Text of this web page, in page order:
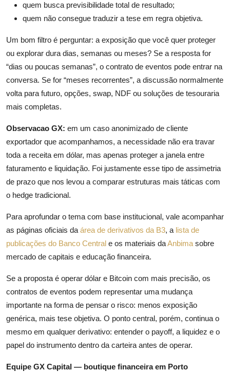
quem busca previsibilidade total de resultado;
quem não consegue traduzir a tese em regra objetiva.
Um bom filtro é perguntar: a exposição que você quer proteger
ou explorar dura dias, semanas ou meses? Se a resposta for
“dias ou poucas semanas”, o contrato de eventos pode entrar na
conversa. Se for “meses recorrentes”, a discussão normalmente
volta para futuro, opções, swap, NDF ou soluções de tesouraria
mais completas.
Observacao GX: em um caso anonimizado de cliente
exportador que acompanhamos, a necessidade não era travar
toda a receita em dólar, mas apenas proteger a janela entre
faturamento e liquidação. Foi justamente esse tipo de assimetria
de prazo que nos levou a comparar estruturas mais táticas com
o hedge tradicional.
Para aprofundar o tema com base institucional, vale acompanhar
as páginas oficiais da área de derivativos da B3, a lista de
publicações do Banco Central e os materiais daAnbima sobre
mercado de capitais e educação financeira.
Se a proposta é operar dólar e Bitcoin com mais precisão, os
contratos de eventos podem representar uma mudança
importante na forma de pensar o risco: menos exposição
genérica, mais tese objetiva. O ponto central, porém, continua o
mesmo em qualquer derivativo: entender o payoff, a liquidez e o
papel do instrumento dentro da carteira antes de operar.
Equipe GX Capital — boutique financeira em Porto